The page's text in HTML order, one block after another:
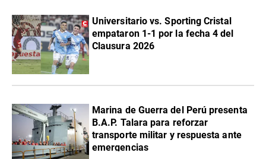
Universitario vs. Sporting Cristal
empataron 1-1 por la fecha 4 del
Clausura 2026
Marina de Guerra del Perú presenta
B.A.P. Talara para reforzar
transporte militar y respuesta ante
emergencias